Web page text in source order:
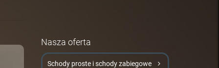
Nasza oferta
Schody proste i schody zabiegowe